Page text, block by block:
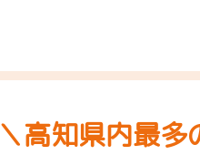
＼高知県内最多